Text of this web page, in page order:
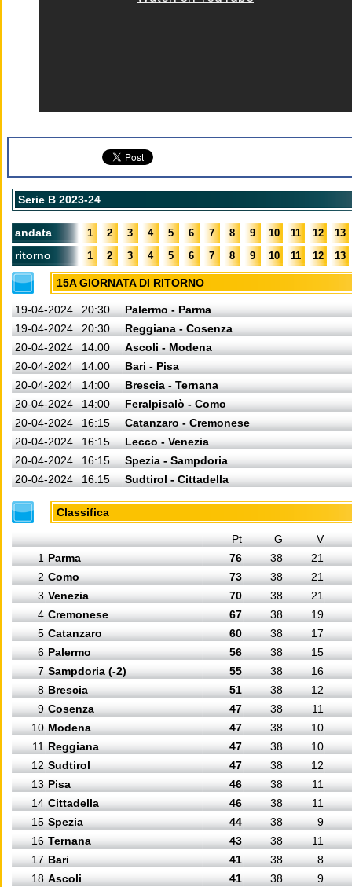
Serie B 2023-24
andata 1 2 3 4 5 6 7 8 9 10 11 12 13
ritorno 1 2 3 4 5 6 7 8 9 10 11 12 13
15A GIORNATA DI RITORNO
19-04-2024 20:30
Palermo - Parma
19-04-2024
20:30
Reggiana - Cosenza
20-04-2024
14.00
Ascoli - Modena
20-04-2024
14:00
Bari - Pisa
20-04-2024
14:00
Brescia - Ternana
20-04-2024
14:00
Feralpisalò - Como
20-04-2024
16:15
Catanzaro - Cremonese
20-04-2024
16:15
Lecco - Venezia
20-04-2024
16:15
Spezia - Sampdoria
20-04-2024
16:15 Sudtirol - Cittadella
Classifica
Pt G
V
1 Parma 76 38
21
2 Como 73 38
21
3 Venezia 70 38
21
4 Cremonese 67 38
19
5 Catanzaro 60 38
17
6 Palermo 56 38
15
7 Sampdoria (-2) 55 38
16
8 Brescia 51 38
12
9 Cosenza 47 38
11
10 Modena 47 38
10
11 Reggiana 47 38
10
12 Sudtirol 47 38
12
13 Pisa 46 38
11
14 Cittadella 46 38
11
15 Spezia 44 38
9
16 Ternana 43 38
11
17 Bari 41 38
8
18 Ascoli 41 38
9